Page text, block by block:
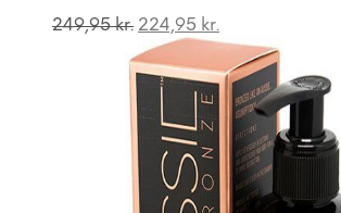
249,95kr. Den
oprindelige
pris
var:
249,95 kr..
224,95 kr.
aktuelle
pris
er:
224,95 kr..